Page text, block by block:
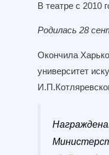
В театре с 2010
Родилась 28
Окончила
университет